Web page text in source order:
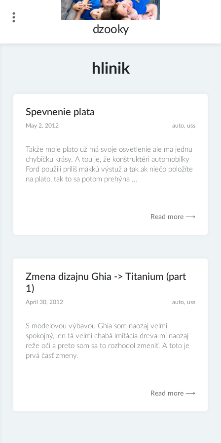
dzooky
hlinik
Spevnenie plata
May 2, 2012 auto,uss
Takže moje plato už má svoje osvetlenie ale ma jednu
chybičku krásy. A tou je, že konštruktéri automobilky
Ford použili príliš mäkkú výstuž a tak ak niečo položíte
na plato, tak to sa potom prehýna ...
Read more ⟶
Zmena dizajnu Ghia -> Titanium (part
1)
April 30, 2012 auto,uss
S modelovou výbavou Ghia som naozaj veľmi
spokojný, len tá veľmi chabá imitácia dreva mi naozaj
reže oči a preto som sa to rozhodol zmeniť. A toto je
prvá časť zmeny.
Read more ⟶